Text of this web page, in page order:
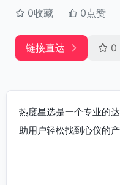
0收藏 0点赞
链接直达 0
热度星选是一个专业的
助用户轻松找到心仪的产